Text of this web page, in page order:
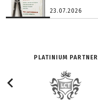
23.07.2026
PLATINIUM PARTNER